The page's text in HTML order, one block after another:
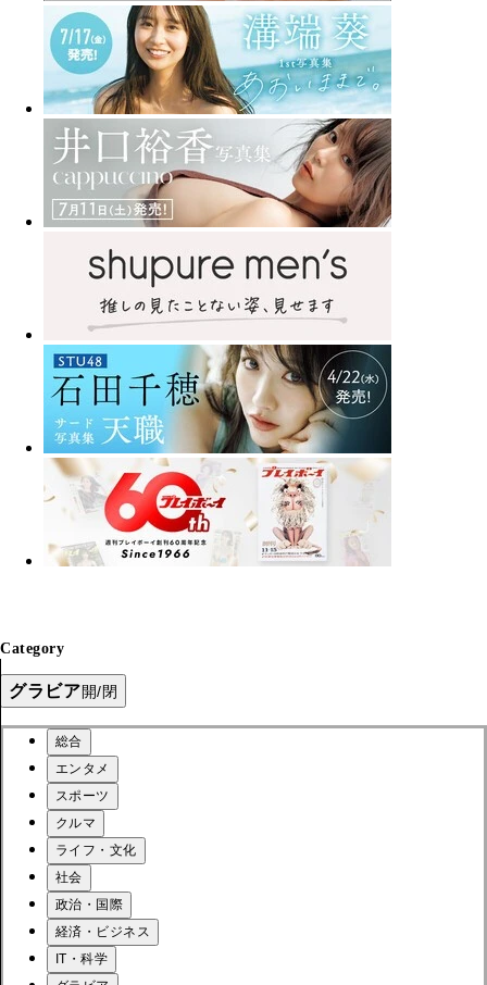
Category
グラビア開/閉
総合
エンタメ
スポーツ
クルマ
ライフ・文化
社会
政治・国際
経済・ビジネス
IT・科学